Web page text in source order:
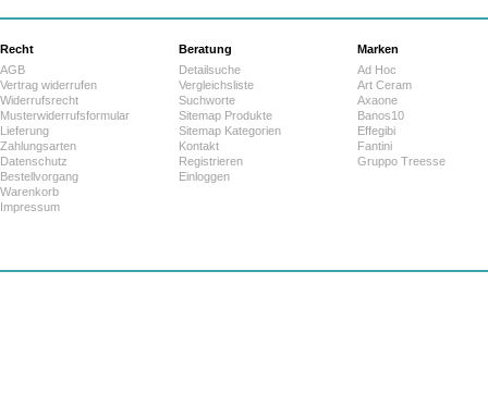
Recht
AGB
Vertrag widerrufen
Widerrufsrecht
Musterwiderrufsformular
Lieferung
Zahlungsarten
Datenschutz
Bestellvorgang
Warenkorb
Impressum
Beratung
Detailsuche
Vergleichsliste
Suchworte
Sitemap Produkte
Sitemap Kategorien
Kontakt
Registrieren
Einloggen
Marken
Ad Hoc
Art Ceram
Axaone
Banos10
Effegibi
Fantini
Gruppo Treesse